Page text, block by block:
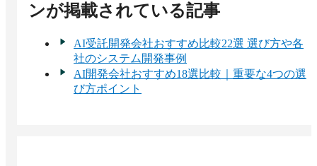
ンが掲載されている記事
AI受託開発会社おすすめ比較22選 選び方や各
社のシステム開発事例
AI開発会社おすすめ18選比較｜重要な4つの選
び方ポイント